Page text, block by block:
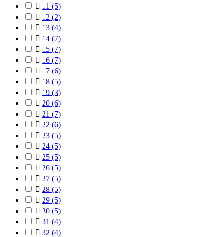
 11 (5)
 12 (2)
 13 (4)
 14 (7)
 15 (7)
 16 (7)
 17 (6)
 18 (5)
 19 (3)
 20 (6)
 21 (7)
 22 (6)
 23 (5)
 24 (5)
 25 (5)
 26 (5)
 27 (5)
 28 (5)
 29 (5)
 30 (5)
 31 (4)
 32 (4)